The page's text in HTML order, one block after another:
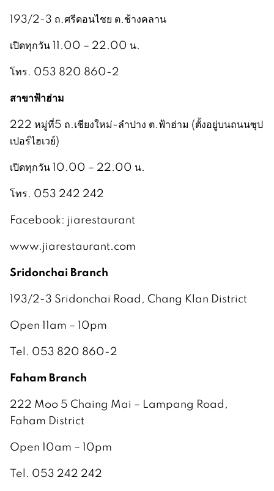
193/2-3 ถ.ศรีดอนไชย ต.ช้างคลาน
เปิดทุกวัน 11.00 – 22.00 น.
โทร. 053 820 860-2
สาขาฟ้าฮ่าม
222 หมู่ที่5 ถ.เชียงใหม่-ลำปาง ต.ฟ้าฮ่าม (ตั้งอยู่บนถนนซุป
เปอร์ไฮเวย์)
เปิดทุกวัน 10.00 – 22.00 น.
โทร. 053 242 242
Facebook: jiarestaurant
www.jiarestaurant.com
Sridonchai Branch
193/2-3 Sridonchai Road, Chang Klan District
Open 11am – 10pm
Tel. 053 820 860-2
Faham Branch
222 Moo 5 Chaing Mai – Lampang Road,
Faham District
Open 10am – 10pm
Tel. 053 242 242